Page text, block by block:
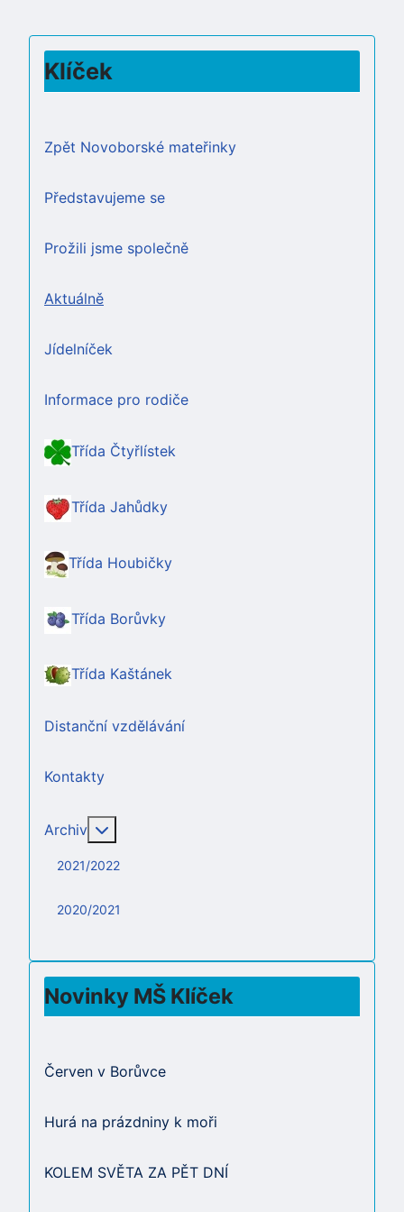
Klíček
Zpět Novoborské mateřinky
Představujeme se
Prožili jsme společně
Aktuálně
Jídelníček
Informace pro rodiče
Třída Čtyřlístek
Třída Jahůdky
Třída Houbičky
Třída Borůvky
Třída Kaštánek
Distanční vzdělávání
Kontakty
Archiv
2021/2022
2020/2021
Novinky MŠ Klíček
Červen v Borůvce
Hurá na prázdniny k moři
KOLEM SVĚTA ZA PĚT DNÍ